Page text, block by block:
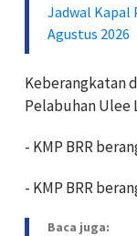
Jadwal Kapal
Agustus 2026
Keberangkatan
Pelabuhan Ulee
- KMP BRR
- KMP BRR
Baca juga: